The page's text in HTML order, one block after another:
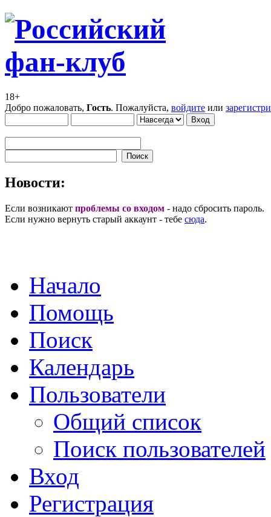
18+
Добро пожаловать, Гость. Пожалуйста, войдите или
Новости:
Если возникают проблемы со входом - надо сбросить пароль.
Если нужно вернуть старый аккаунт - тебе сюда.
Начало
Помощь
Поиск
Календарь
Пользователи
Общий список
Поиск пользователей
Вход
Регистрация